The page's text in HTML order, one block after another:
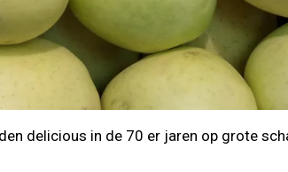
delicious in de 70 er jaren op grote